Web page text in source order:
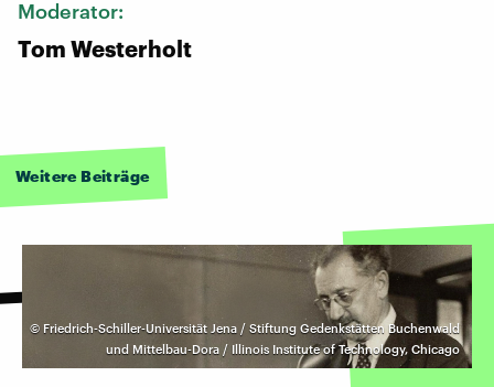
Moderator:
Tom Westerholt
Weitere Beiträge
© Friedrich-Schiller-Universität Jena / Stiftung Gedenkstätten Buchenwald
und Mittelbau-Dora / Illinois Institute of Technology, Chicago